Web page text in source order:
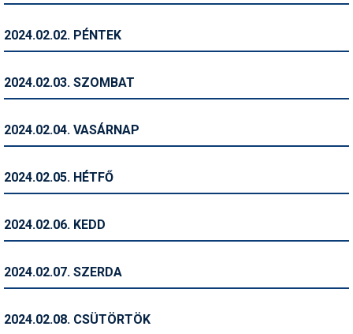
Ingatlan
Kerékpár
Magazinok
2024.02.02. PÉNTEK
2024.02.03. SZOMBAT
2024.02.04. VASÁRNAP
2024.02.05. HÉTFŐ
2024.02.06. KEDD
2024.02.07. SZERDA
2024.02.08. CSÜTÖRTÖK